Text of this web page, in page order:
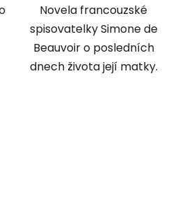
Novela francouzské
spisovatelky Simone de
Beauvoir o posledních
dnech života její matky.